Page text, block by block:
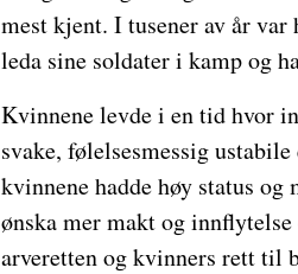
mest kjent. I tusener av år var
leda sine soldater i kamp og
Kvinnene levde i en tid hvor
svake, følelsesmessig
kvinnene hadde høy status og
ønska mer makt og
arveretten og kvinners rett til